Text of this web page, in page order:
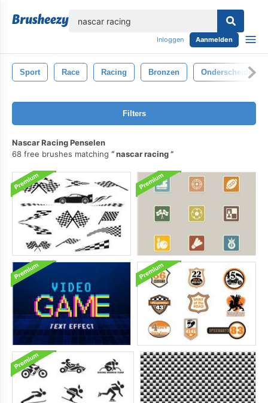
Inloggen Aanmelden
Sport Race Racing Bronzen Onderscheiding
Filters
Nascar Racing Penselen
68 free brushes matching
nascar racing